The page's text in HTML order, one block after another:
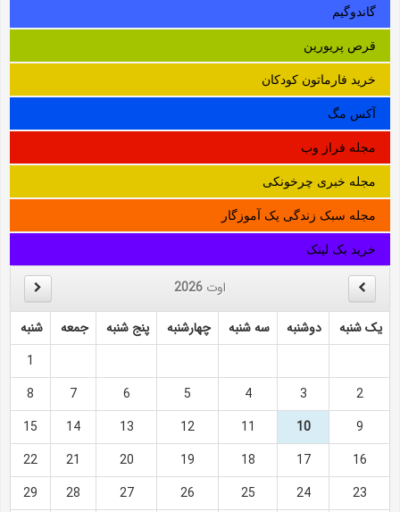
گاندوگیم
قرص پریورین
خرید فارماتون کودکان
آکس مگ
مجله فراز وب
مجله خبری چرخونکی
مجله سبک زندگی یک آموزگار
خرید بک لینک
اوت 2026
یک شنبه دوشنبه سه شنبه چهارشنبه پنج شنبه جمعه
شنبه
1
2
3
4
5
6
7
8
9
10
11
12
13
14
15
16
17
18
19
20
21
22
23
24
25
26
27
28
29